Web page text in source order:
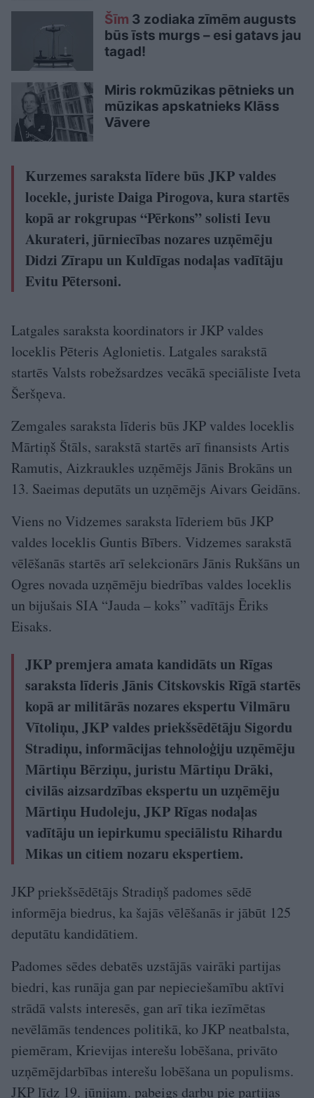
Šīm 3 zodiaka zīmēm augusts
būs īsts murgs – esi gatavs jau
tagad!
Miris rokmūzikas pētnieks un
mūzikas apskatnieks Klāss
Vāvere
Kurzemes saraksta līdere būs JKP valdes
locekle, juriste Daiga Pirogova, kura startēs
kopā ar rokgrupas “Pērkons” solisti Ievu
Akurateri, jūrniecības nozares uzņēmēju
Didzi Zīrapu un Kuldīgas nodaļas vadītāju
Evitu Pētersoni.
Latgales saraksta koordinators ir JKP valdes
loceklis Pēteris Aglonietis. Latgales sarakstā
startēs Valsts robežsardzes vecākā speciāliste Iveta
Šeršņeva.
Zemgales saraksta līderis būs JKP valdes loceklis
Mārtiņš Štāls, sarakstā startēs arī finansists Artis
Ramutis, Aizkraukles uzņēmējs Jānis Brokāns un
13. Saeimas deputāts un uzņēmējs Aivars Geidāns.
Viens no Vidzemes saraksta līderiem būs JKP
valdes loceklis Guntis Bībers. Vidzemes sarakstā
vēlēšanās startēs arī selekcionārs Jānis Rukšāns un
Ogres novada uzņēmēju biedrības valdes loceklis
un bijušais SIA “Jauda – koks” vadītājs Ēriks
Eisaks.
JKP premjera amata kandidāts un Rīgas
saraksta līderis Jānis Citskovskis Rīgā startēs
kopā ar militārās nozares ekspertu Vilmāru
Vītoliņu, JKP valdes priekšsēdētāju Sigordu
Stradiņu, informācijas tehnoloģiju uzņēmēju
Mārtiņu Bērziņu, juristu Mārtiņu Drāki,
civilās aizsardzības ekspertu un uzņēmēju
Mārtiņu Hudoleju, JKP Rīgas nodaļas
vadītāju un iepirkumu speciālistu Rihardu
Mikas un citiem nozaru ekspertiem.
JKP priekšsēdētājs Stradiņš padomes sēdē
informēja biedrus, ka šajās vēlēšanās ir jābūt 125
deputātu kandidātiem.
Padomes sēdes debatēs uzstājās vairāki partijas
biedri, kas runāja gan par nepieciešamību aktīvi
strādā valsts interesēs, gan arī tika iezīmētas
nevēlāmās tendences politikā, ko JKP neatbalsta,
piemēram, Krievijas interešu lobēšana, privāto
uzņēmējdarbības interešu lobēšana un populisms.
JKP līdz 19. jūnijam. pabeigs darbu pie partijas